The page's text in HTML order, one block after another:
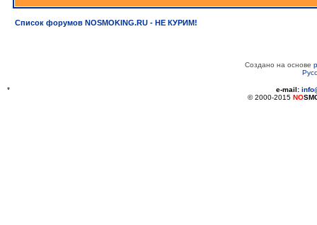
Список форумов NOSMOKING.RU - НЕ КУРИМ!
Создано на основе
* e-mail:
© 2000-2015 NO